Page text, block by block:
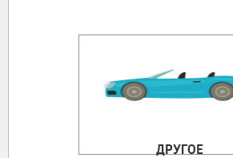
ДРУГОЕ